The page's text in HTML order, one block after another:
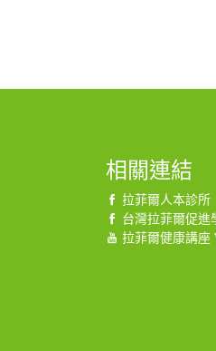
相關連結
拉菲爾人本診所
台灣拉菲爾促進
拉菲爾健康講